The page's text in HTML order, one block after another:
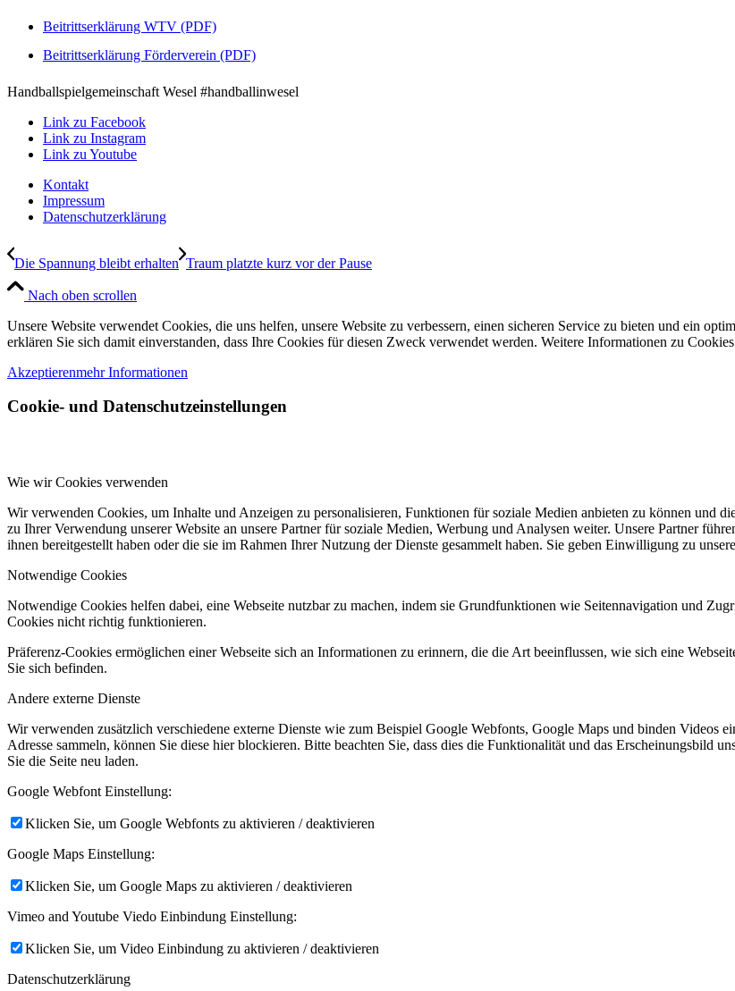
Beitrittserklärung WTV (PDF)
Beitrittserklärung Förderverein (PDF)
Handballspielgemeinschaft Wesel #handballinwesel
Link zu Facebook
Link zu Instagram
Link zu Youtube
Kontakt
Impressum
Datenschutzerklärung
Die Spannung bleibt erhalten Traum platzte kurz vor der Pause
Nach oben scrollen
Unsere Website verwendet Cookies, die uns helfen, unsere Website zu verbessern, einen sicheren Service zu bieten und ein
erklären Sie sich damit einverstanden, dass Ihre Cookies für diesen Zweck verwendet werden. Weitere Informationen zu
Akzeptierenmehr Informationen
Cookie- und Datenschutzeinstellungen
Wie wir Cookies verwenden
Wir verwenden Cookies, um Inhalte und Anzeigen zu personalisieren, Funktionen für soziale Medien anbieten zu können und
zu Ihrer Verwendung unserer Website an unsere Partner für soziale Medien, Werbung und Analysen weiter. Unsere Partner
ihnen bereitgestellt haben oder die sie im Rahmen Ihrer Nutzung der Dienste gesammelt haben. Sie geben Einwilligung zu
Notwendige Cookies
Notwendige Cookies helfen dabei, eine Webseite nutzbar zu machen, indem sie Grundfunktionen wie Seitennavigation und
Cookies nicht richtig funktionieren.
Präferenz-Cookies ermöglichen einer Webseite sich an Informationen zu erinnern, die die Art beeinflussen, wie sich eine
Sie sich befinden.
Andere externe Dienste
Wir verwenden zusätzlich verschiedene externe Dienste wie zum Beispiel Google Webfonts, Google Maps und binden Videos
Adresse sammeln, können Sie diese hier blockieren. Bitte beachten Sie, dass dies die Funktionalität und das Erscheinungsbild
Sie die Seite neu laden.
Google Webfont Einstellung:
Klicken Sie, um Google Webfonts zu aktivieren / deaktivieren
Google Maps Einstellung:
Klicken Sie, um Google Maps zu aktivieren / deaktivieren
Vimeo and Youtube Viedo Einbindung Einstellung:
Klicken Sie, um Video Einbindung zu aktivieren / deaktivieren
Datenschutzerklärung